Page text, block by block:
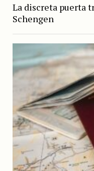
La discreta puerta
Schengen